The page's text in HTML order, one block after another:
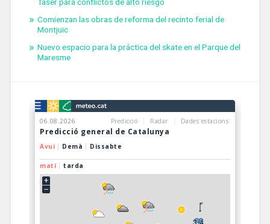
Taser para conflictos de alto riesgo
Comienzan las obras de reforma del recinto ferial de
Montjuïc
Nuevo espacio para la práctica del skate en el Parque del
Maresme